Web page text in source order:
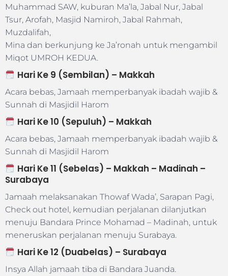
Muhammad SAW, kuburan Ma’la, Jabal Nur, Jabal
Tsur, Arofah, Masjid Namiroh, Jabal Rahmah,
Muzdalifah,
Mina dan berkunjung ke Ja’ronah untuk mengambil
Miqot UMROH KEDUA.
Hari Ke 9 (Sembilan) – Makkah
Acara bebas, Jamaah memperbanyak ibadah wajib &
Sunnah di Masjidil Harom
Hari Ke 10 (Sepuluh) – Makkah
Acara bebas, Jamaah memperbanyak ibadah wajib &
Sunnah di Masjidil Harom
Hari Ke 11 (Sebelas) – Makkah – Madinah –
Surabaya
Jamaah melaksanakan Thowaf Wada’, Sarapan Pagi,
Check out hotel, kemudian perjalanan dilanjutkan
menuju Bandara Prince Mohamad – Madinah, untuk
meneruskan perjalanan menuju Surabaya.
Hari Ke 12 (Duabelas) – Surabaya
Insya Allah jamaah tiba di Bandara Juanda.